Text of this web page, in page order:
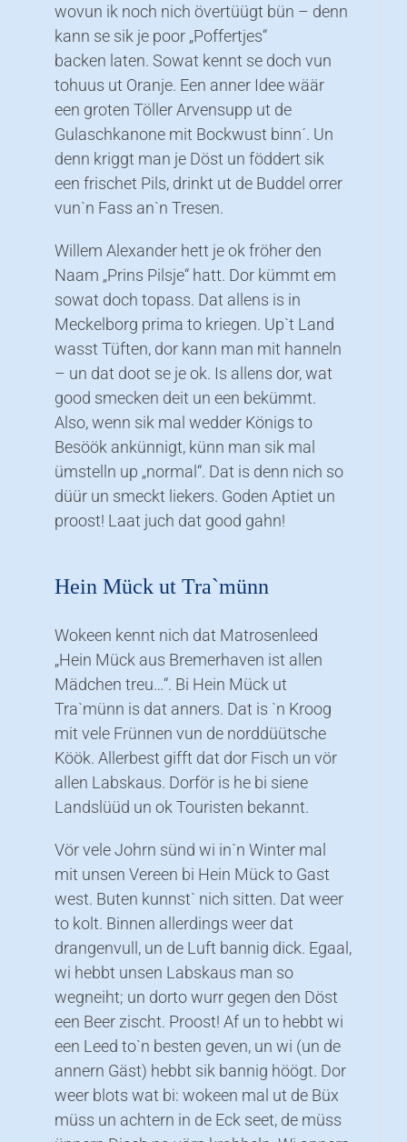
wovun ik noch nich övertüügt bün – denn
kann se sik je poor „Poffertjes“
backen laten. Sowat kennt se doch vun
tohuus ut Oranje. Een anner Idee wäär
een groten Töller Arvensupp ut de
Gulaschkanone mit Bockwust binn´. Un
denn kriggt man je Döst un föddert sik
een frischet Pils, drinkt ut de Buddel orrer
vun`n Fass an`n Tresen.
Willem Alexander hett je ok fröher den
Naam „Prins Pilsje“ hatt. Dor kümmt em
sowat doch topass. Dat allens is in
Meckelborg prima to kriegen. Up`t Land
wasst Tüften, dor kann man mit hanneln
– un dat doot se je ok. Is allens dor, wat
good smecken deit un een bekümmt.
Also, wenn sik mal wedder Königs to
Besöök ankünnigt, künn man sik mal
ümstelln up „normal“. Dat is denn nich so
düür un smeckt liekers. Goden Aptiet un
proost! Laat juch dat good gahn!
Hein Mück ut Tra`münn
Wokeen kennt nich dat Matrosenleed
„Hein Mück aus Bremerhaven ist allen
Mädchen treu…“. Bi Hein Mück ut
Tra`münn is dat anners. Dat is `n Kroog
mit vele Frünnen vun de norddüütsche
Köök. Allerbest gifft dat dor Fisch un vör
allen Labskaus. Dorför is he bi siene
Landslüüd un ok Touristen bekannt.
Vör vele Johrn sünd wi in`n Winter mal
mit unsen Vereen bi Hein Mück to Gast
west. Buten kunnst` nich sitten. Dat weer
to kolt. Binnen allerdings weer dat
drangenvull, un de Luft bannig dick. Egaal,
wi hebbt unsen Labskaus man so
wegneiht; un dorto wurr gegen den Döst
een Beer zischt. Proost! Af un to hebbt wi
een Leed to`n besten geven, un wi (un de
annern Gäst) hebbt sik bannig höögt. Dor
weer blots wat bi: wokeen mal ut de Büx
müss un achtern in de Eck seet, de müss